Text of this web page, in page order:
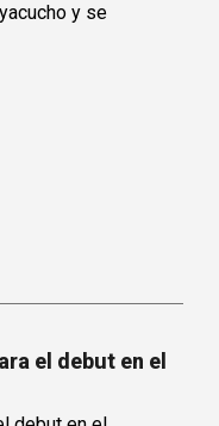
el debut en el